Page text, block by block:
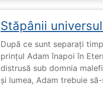
Stăpânii
După ce sunt separați
prințul Adam înapoi în
distrusă sub domnia
și lumea, Adam trebuie